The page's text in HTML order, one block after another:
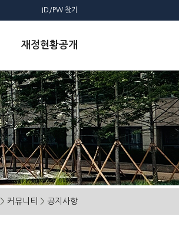
ID/PW 찾기
재정현황공개
> 커뮤니티 > 공지사항